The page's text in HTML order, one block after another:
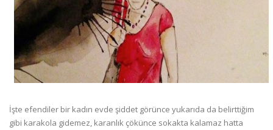
İşte efendiler bir kadın evde şiddet görünce yukarıda da belirttiğim
gibi karakola gidemez, karanlık çökünce sokakta kalamaz hatta